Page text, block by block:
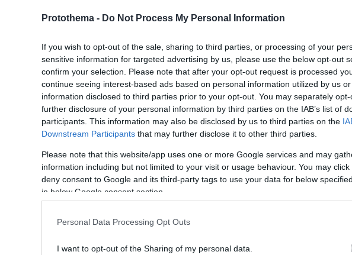
Protothema - Do Not Process My Personal Information
If you wish to opt-out of the sale, sharing to third parties, or processing of your
sensitive information for targeted advertising by us, please use the below opt-out
confirm your selection. Please note that after your opt-out request is processed
continue seeing interest-based ads based on personal information utilized by us
information disclosed to third parties prior to your opt-out. You may separately
further disclosure of your personal information by third parties on the IAB’s list of
participants. This information may also be disclosed by us to third parties on the
Downstream Participants that may further disclose it to other third parties.
Please note that this website/app uses one or more Google services and may
information including but not limited to your visit or usage behaviour. You may
deny consent to Google and its third-party tags to use your data for below
in below Google consent section.
Personal Data Processing Opt Outs
I want to opt-out of the Sharing of my personal data.
View this post on Instagram